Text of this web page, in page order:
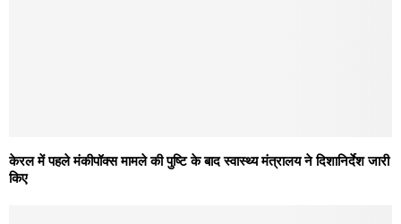
केरल में पहले मंकीपॉक्स मामले की पुष्टि के बाद स्वास्थ्य मंत्रालय ने दिशानिर्देश जारी
किए